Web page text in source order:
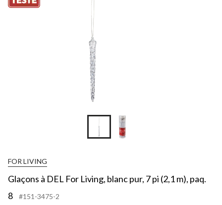
FOR LIVING
Glaçons à DEL For Living, blanc pur, 7 pi (2,1 m), paq.
8
#151-3475-2